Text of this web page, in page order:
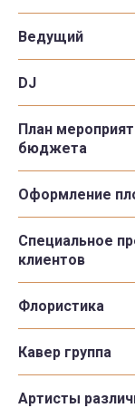
Ведущий
DJ
План
бюджета
Оформление
Специальное
клиентов
Флористика
Кавер группа
Артисты